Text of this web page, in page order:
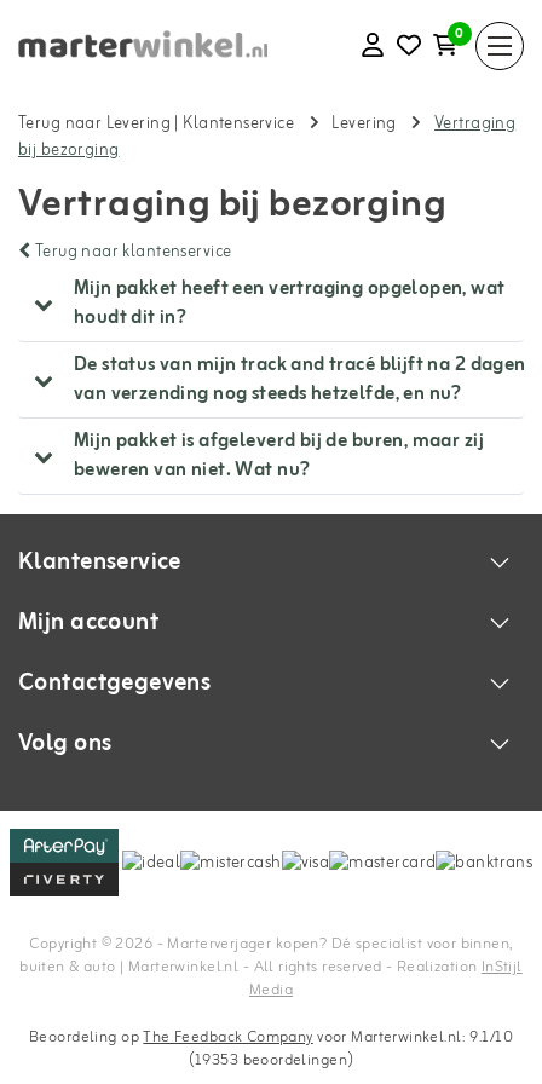
0
Terug naar Levering | Klantenservice Levering
Vertraging
bij bezorging
Vertraging bij bezorging
Terug naar klantenservice
Mijn pakket heeft een vertraging opgelopen, wat
houdt dit in?
De status van mijn track and tracé blijft na 2 dagen
van verzending nog steeds hetzelfde, en nu?
Mijn pakket is afgeleverd bij de buren, maar zij
beweren van niet. Wat nu?
Klantenservice
Mijn account
Contactgegevens
Volg ons
Copyright © 2026 - Marterverjager kopen? Dé specialist voor binnen,
buiten & auto | Marterwinkel.nl - All rights reserved - Realization InStijl
Media
Beoordeling opThe Feedback Companyvoor Marterwinkel.nl: 9.1/10
(19353 beoordelingen)